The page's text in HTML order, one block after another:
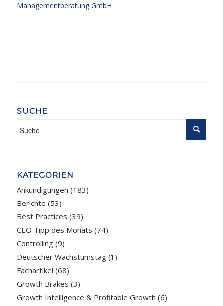
Managementberatung GmbH
SUCHE
KATEGORIEN
Ankündigungen (183)
Berichte (53)
Best Practices (39)
CEO Tipp des Monats (74)
Controlling(9)
Deutscher Wachstumstag(1)
Fachartikel (68)
Growth Brakes (3)
Growth Intelligence & Profitable Growth (6)